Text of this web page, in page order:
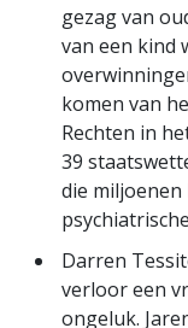
gezag van
van een kind
komen van
Rechten in
39
die
Darren
verloor een
ongeluk.